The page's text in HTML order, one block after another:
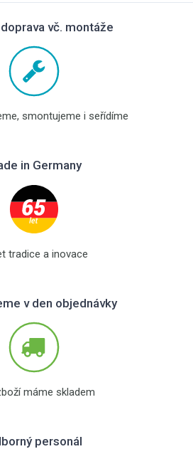
vč. montáže
smontujeme i seřídíme
in Germany
tradice a inovace
v den objednávky
máme skladem
personál